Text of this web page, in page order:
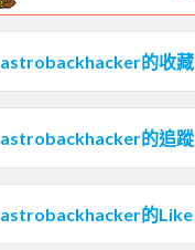
astrobackhacker的收藏
astrobackhacker的追蹤
astrobackhacker的Like